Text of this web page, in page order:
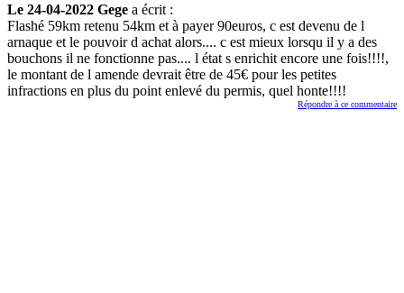
Le 24-04-2022 Gege a écrit :
Flashé 59km retenu 54km et à payer 90euros, c est devenu de l
arnaque et le pouvoir d achat alors.... c est mieux lorsqu il y a des
bouchons il ne fonctionne pas.... l état s enrichit encore une fois!!!!,
le montant de l amende devrait être de 45€ pour les petites
infractions en plus du point enlevé du permis, quel honte!!!!
Répondre à ce commentaire